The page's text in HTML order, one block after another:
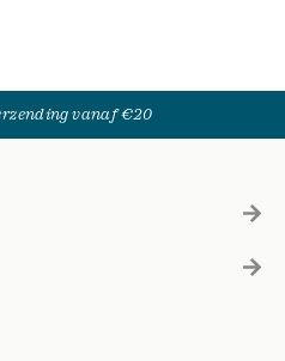
vanaf €20